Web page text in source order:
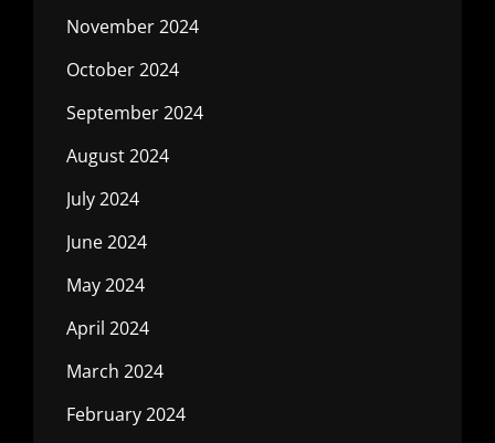
November 2024
October 2024
September 2024
August 2024
July 2024
June 2024
May 2024
April 2024
March 2024
February 2024